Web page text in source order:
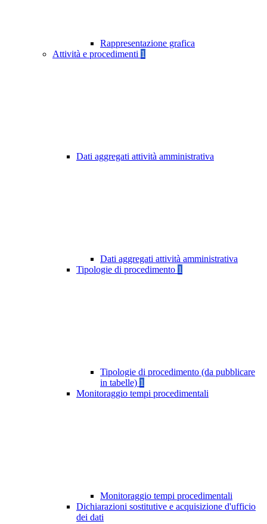
Rappresentazione grafica
Attività e procedimenti 1
Dati aggregati attività amministrativa
Dati aggregati attività amministrativa
Tipologie di procedimento 1
Tipologie di procedimento (da pubblicare
in tabelle) 1
Monitoraggio tempi procedimentali
Monitoraggio tempi procedimentali
Dichiarazioni sostitutive e acquisizione d'ufficio
dei dati